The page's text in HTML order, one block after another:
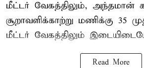
மீட்டர் வேகத்திலும், அந்தமான்
சூறாவளிக்காற்று மணிக்கு 35
மீட்டர் வேகத்திலும்
Read More